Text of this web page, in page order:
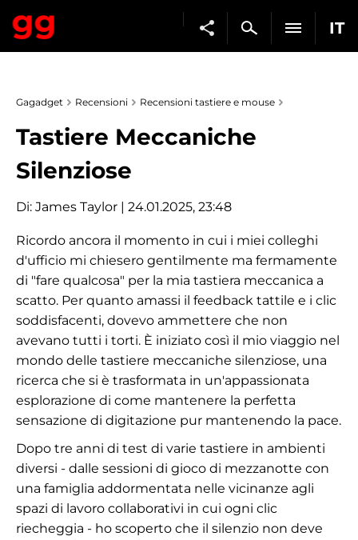
IT
Gagadget Recensioni Recensioni tastiere e mouse
Tastiere Meccaniche
Silenziose
Di: James Taylor | 24.01.2025, 23:48
Ricordo ancora il momento in cui i miei colleghi
d'ufficio mi chiesero gentilmente ma fermamente
di "fare qualcosa" per la mia tastiera meccanica a
scatto. Per quanto amassi il feedback tattile e i clic
soddisfacenti, dovevo ammettere che non
avevano tutti i torti. È iniziato così il mio viaggio nel
mondo delle tastiere meccaniche silenziose, una
ricerca che si è trasformata in un'appassionata
esplorazione di come mantenere la perfetta
sensazione di digitazione pur mantenendo la pace.
Dopo tre anni di test di varie tastiere in ambienti
diversi - dalle sessioni di gioco di mezzanotte con
una famiglia addormentata nelle vicinanze agli
spazi di lavoro collaborativi in cui ogni clic
riecheggia - ho scoperto che il silenzio non deve